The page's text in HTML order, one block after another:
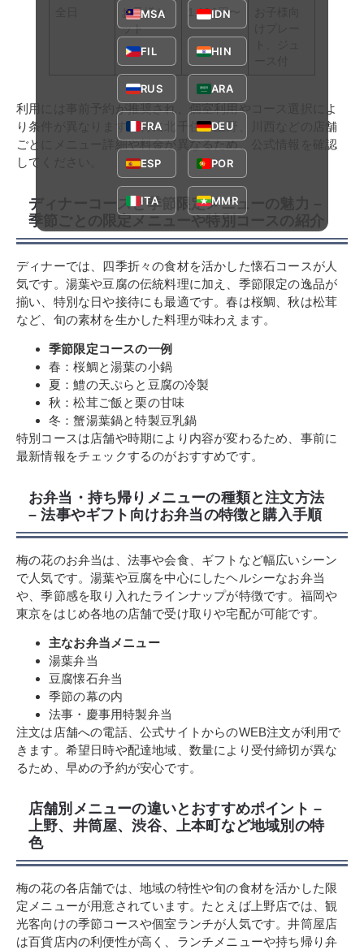
お子様セ
ット
1,100円〜
利用には事前予約が推奨され、個室利用やコース選択によ
り条件が異なります。特に北千住、上野、川西などの店舗
ごとにメニュー詳細や料金が異なるため、公式情報を確認
してください。
ディナーコースと季節限定メニューの魅力 –
季節ごとの限定メニューや特別コースの紹介
ディナーでは、四季折々の食材を活かした懐石コースが人
気です。湯葉や豆腐の伝統料理に加え、季節限定の逸品が
揃い、特別な日や接待にも最適です。春は桜鯛、秋は松茸
など、旬の素材を生かした料理が味わえます。
季節限定コースの一例
春：桜鯛と湯葉の小鍋
夏：鱧の天ぷらと豆腐の冷製
秋：松茸ご飯と栗の甘味
冬：蟹湯葉鍋と特製豆乳鍋
特別コースは店舗や時期により内容が変わるため、事前に
最新情報をチェックするのがおすすめです。
お弁当・持ち帰りメニューの種類と注文方法
– 法事やギフト向けお弁当の特徴と購入手順
梅の花のお弁当は、法事や会食、ギフトなど幅広いシーン
で人気です。湯葉や豆腐を中心にしたヘルシーなお弁当
や、季節感を取り入れたラインナップが特徴です。福岡や
東京をはじめ各地の店舗で受け取りや宅配が可能です。
主なお弁当メニュー
湯葉弁当
豆腐懐石弁当
季節の幕の内
法事・慶事用特製弁当
注文は店舗への電話、公式サイトからのWEB注文が利用で
きます。希望日時や配達地域、数量により受付締切が異な
るため、早めの予約が安心です。
店舗別メニューの違いとおすすめポイント –
上野、井筒屋、渋谷、上本町など地域別の特
色
梅の花の各店舗では、地域の特性や旬の食材を活かした限
定メニューが用意されています。たとえば上野店では、観
光客向けの季節コースや個室ランチが人気です。井筒屋店
は百貨店内の利便性が高く、ランチメニューや持ち帰り弁
MSA IDN
FIL HIN
RUS ARA
FRA DEU
ESP POR
ITA MMR